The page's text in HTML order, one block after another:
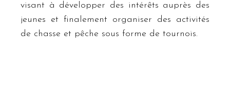
visant à développer des intérêts auprès des
jeunes et finalement organiser des activités
de chasse et pêche sous forme de tournois.